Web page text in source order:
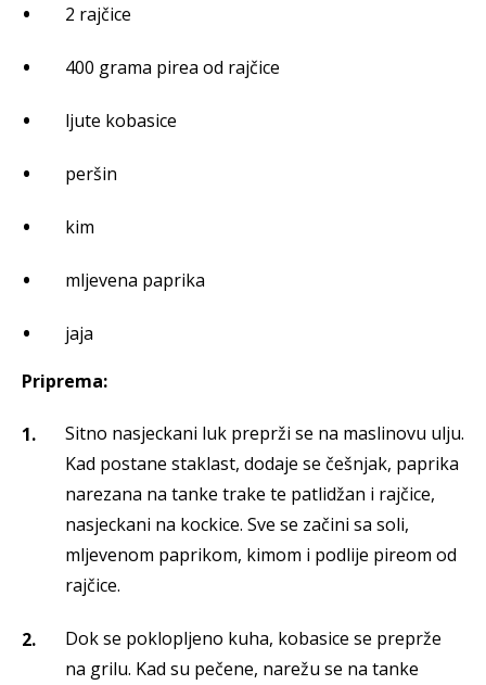
2 rajčice
400 grama pirea od rajčice
ljute kobasice
peršin
kim
mljevena paprika
jaja
Priprema:
Sitno nasjeckani luk preprži se na maslinovu ulju.
Kad postane staklast, dodaje se češnjak, paprika
narezana na tanke trake te patlidžan i rajčice,
nasjeckani na kockice. Sve se začini sa soli,
mljevenom paprikom, kimom i podlije pireom od
rajčice.
Dok se poklopljeno kuha, kobasice se preprže
na grilu. Kad su pečene, narežu se na tanke